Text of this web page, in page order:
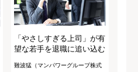
「やさしすぎる上司」が有
望な若手を退職に追い込む
難波猛（マンパワーグループ株式